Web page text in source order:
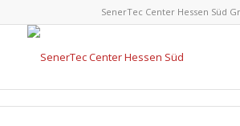
SenerTec Center Hessen Süd